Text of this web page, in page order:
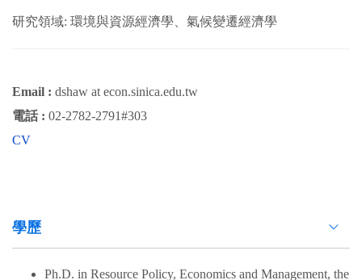
研究領域: 環境與資源經濟學、氣候變遷經濟學
Email : dshaw at econ.sinica.edu.tw
電話 : 02-2782-2791#303
CV
學歷
Ph.D. in Resource Policy, Economics and Management, the